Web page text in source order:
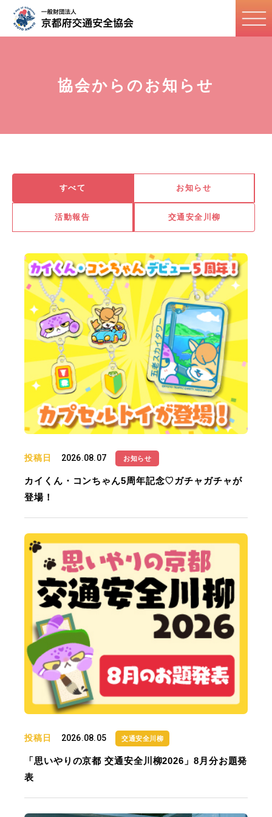
協会からのお知らせ
すべて お知らせ
活動報告 交通安全川柳
投稿日 2026.08.07 お知らせ
カイくん・コンちゃん5周年記念♡ガチャガチャが
登場！
投稿日 2026.08.05 交通安全川柳
「思いやりの京都 交通安全川柳2026」8月分お題発
表